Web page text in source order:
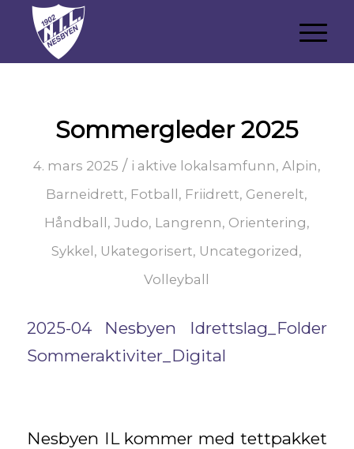
Sommergleder 2025
4. mars 2025 / i aktive lokalsamfunn, Alpin,
Barneidrett, Fotball , Friidrett, Generelt,
Håndball , Judo, Langrenn, Orientering,
Sykkel , Ukategorisert, Uncategorized ,
Volleyball
2025-04 Nesbyen Idrettslag_Folder
Sommeraktiviter_Digital
Nesbyen IL kommer med tettpakket